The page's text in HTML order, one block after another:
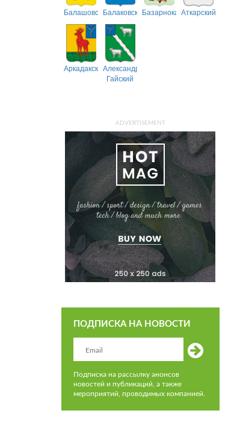
БалашовскийБалаковскийБазарнокарабулакский
Аткарский
АркадакскийАлександрово-
Гайский
ADVERTISEMENT
ПОДПИСКА НА НОВОСТИ
Подписка на рассылку анонсов
новостей и публикаций, а также
мероприятий, проводимых компанией.